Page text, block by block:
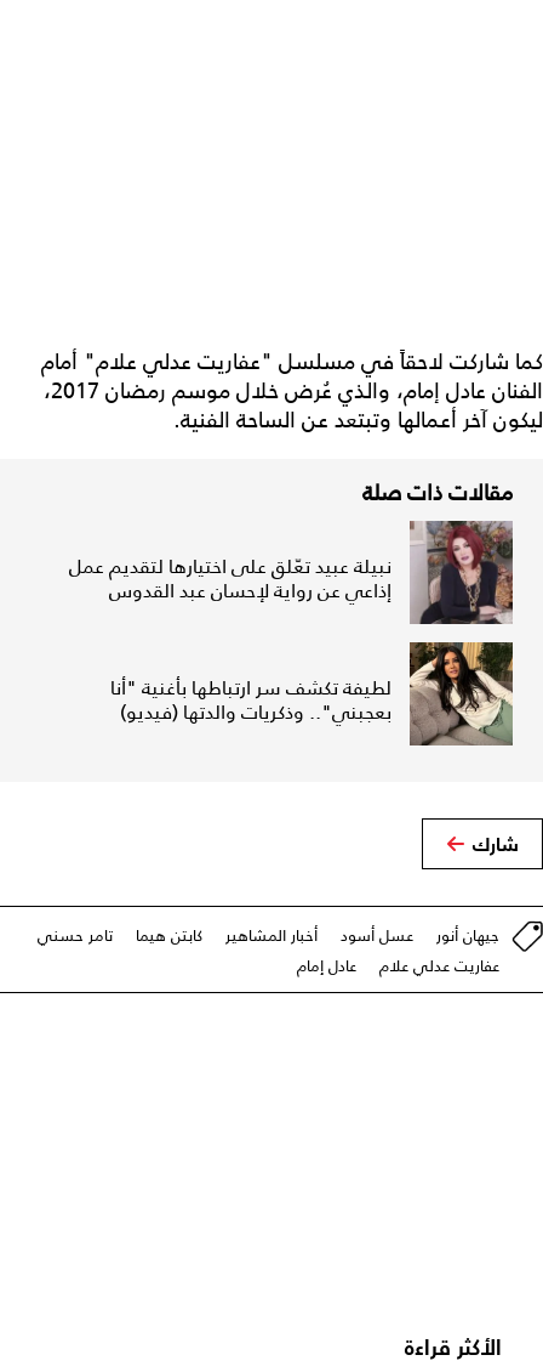
كما شاركت لاحقاً في مسلسل "عفاريت عدلي علام" أمام
الفنان عادل إمام، والذي عُرض خلال موسم رمضان 2017،
ليكون آخر أعمالها وتبتعد عن الساحة الفنية.
مقالات ذات صلة
نبيلة عبيد تعّلق على اختيارها لتقديم عمل
إذاعي عن رواية لإحسان عبد القدوس
لطيفة تكشف سر ارتباطها بأغنية "أنا
بعجبني".. وذكريات والدتها (فيديو)
شارك
جيهان أنور عسل أسود أخبار المشاهير كابتن هيما
تامر حسني
عفاريت عدلي علام
عادل إمام
الأكثر قراءة